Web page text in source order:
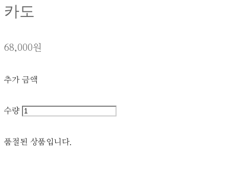
카도
68,000원
추가 금액
수량
품절된 상품입니다.